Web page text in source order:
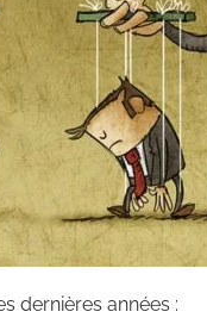
dernières années :